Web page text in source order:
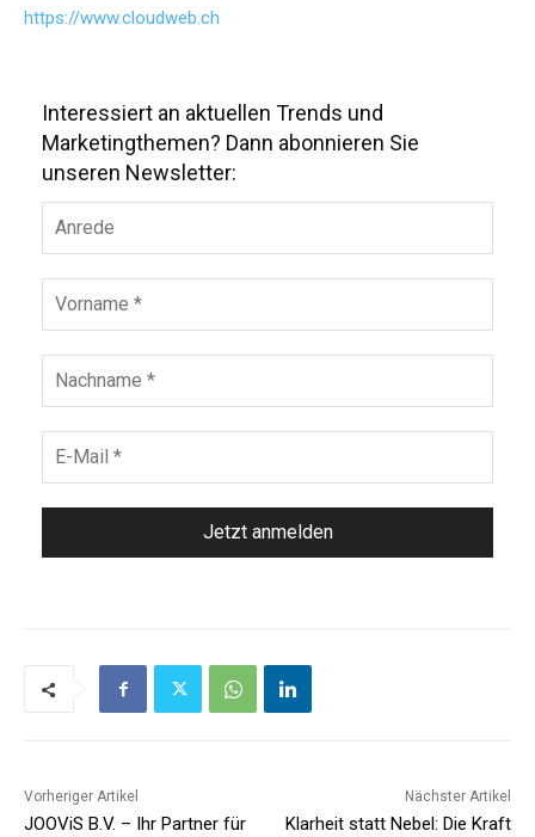
https://www.cloudweb.ch
Interessiert an aktuellen Trends und
Marketingthemen? Dann abonnieren Sie
unseren Newsletter:
Vorheriger Artikel
JOOViS B.V. – Ihr Partner für
Nächster Artikel
Klarheit statt Nebel: Die Kraft